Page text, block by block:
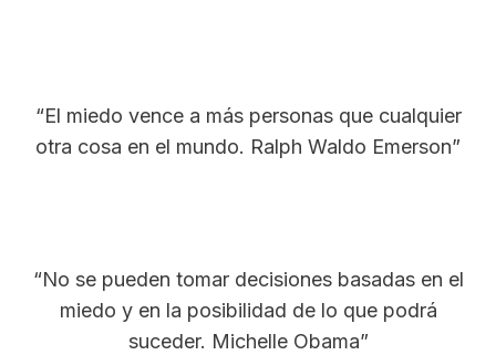
“El miedo vence a más personas que cualquier
otra cosa en el mundo. Ralph Waldo Emerson”
“No se pueden tomar decisiones basadas en el
miedo y en la posibilidad de lo que podrá
suceder. Michelle Obama”